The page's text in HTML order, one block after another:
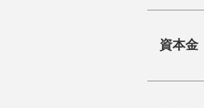
資本金